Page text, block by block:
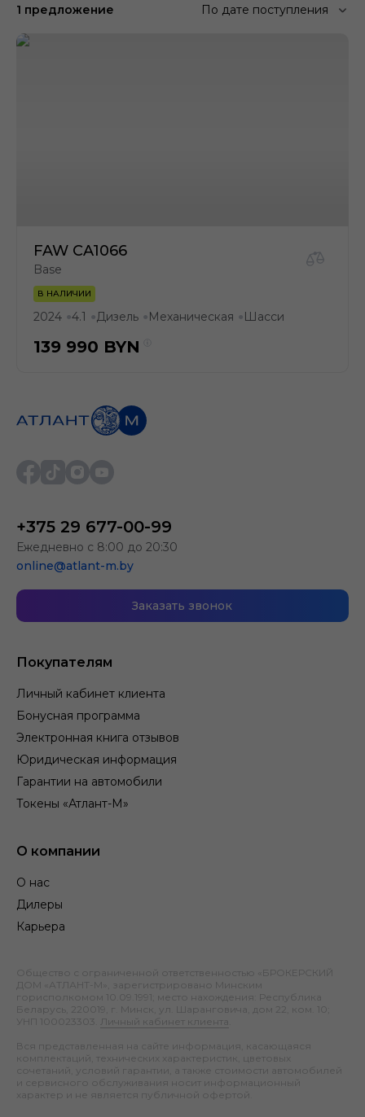
1 предложение По дате поступления
FAW CA1066
Base
В НАЛИЧИИ
2024 ●4.1 ●Дизель ● Механическая ● Шасси
139 990 BYN
Покупателям
Личный кабинет клиента
Бонусная программа
Электронная книга отзывов
Юридическая информация
Гарантии на автомобили
Токены «Атлант-М»
О компании
О нас
Дилеры
Карьера
+375 29 677-00-99
Ежедневно с 8:00 до 20:30
online@atlant-m.by
Заказать звонок
Общество с ограниченной ответственностью «БРОКЕРСКИЙ
ДОМ «АТЛАНТ-М», зарегистрировано Минским
горисполкомом 10.09.1991; место нахождения: Республика
Беларусь, 220019, г. Минск, ул. Шаранговича, дом 22, ком. 10;
УНП 100023303.
Личный кабинет клиента
Вся представленная на сайте информация, касающаяся
комплектаций, технических характеристик, цветовых
сочетаний, условий гарантии, а также стоимости автомобилей
и сервисного обслуживания носит информационный
характер и не является публичной офертой.